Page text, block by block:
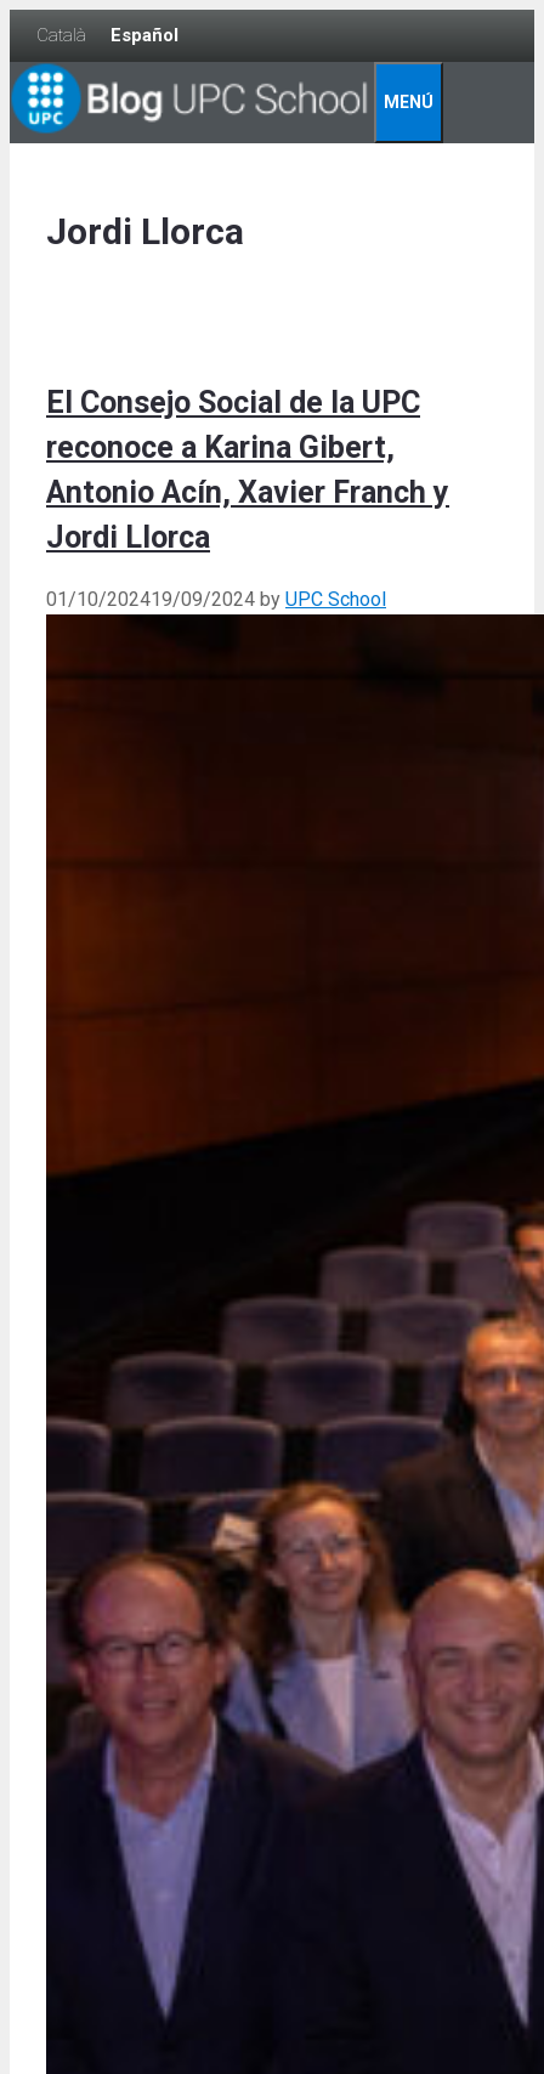
Skip
content
Català Español
MENÚ
Jordi Llorca
El Consejo Social de la UPC
reconoce a Karina Gibert,
Antonio Acín, Xavier Franch y
Jordi Llorca
01/10/202419/09/2024 by UPC School